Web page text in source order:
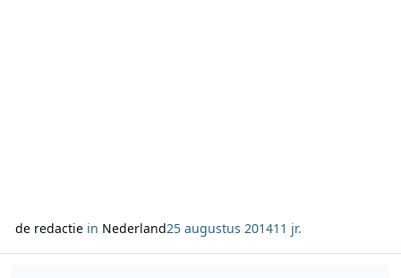
de redactiein Nederland25 augustus 201411 jr.